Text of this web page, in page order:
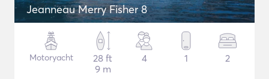
Jeanneau Merry Fisher 8
Motoryacht
28 ft
9 m
4 1 2